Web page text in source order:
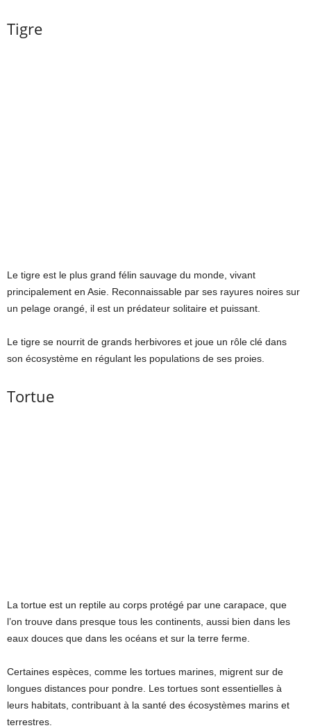
Tigre
Le tigre est le plus grand félin sauvage du monde, vivant
principalement en Asie. Reconnaissable par ses rayures noires sur
un pelage orangé, il est un prédateur solitaire et puissant.
Le tigre se nourrit de grands herbivores et joue un rôle clé dans
son écosystème en régulant les populations de ses proies.
Tortue
La tortue est un reptile au corps protégé par une carapace, que
l’on trouve dans presque tous les continents, aussi bien dans les
eaux douces que dans les océans et sur la terre ferme.
Certaines espèces, comme les tortues marines, migrent sur de
longues distances pour pondre. Les tortues sont essentielles à
leurs habitats, contribuant à la santé des écosystèmes marins et
terrestres.